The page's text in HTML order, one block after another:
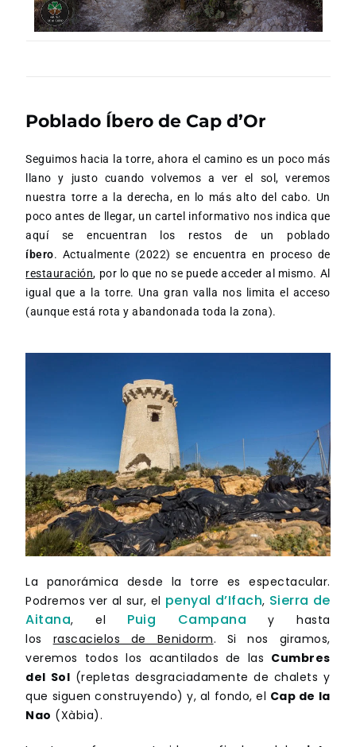
Poblado Íbero de Cap d’Or
Seguimos hacia la torre, ahora el camino es un poco más
llano y justo cuando volvemos a ver el sol, veremos
nuestra torre a la derecha, en lo más alto del cabo. Un
poco antes de llegar, un cartel informativo nos indica que
aquí se encuentran los restos de un poblado
íbero. Actualmente (2022) se encuentra en proceso de
restauración, por lo que no se puede acceder al mismo. Al
igual que a la torre. Una gran valla nos limita el acceso
(aunque está rota y abandonada toda la zona).
La panorámica desde la torre es espectacular.
Podremos ver al sur, el penyal d’Ifach, Sierra de
Aitana, el Puig Campana y hasta
los rascacielos de Benidorm. Si nos giramos,
veremos todos los acantilados de las Cumbres
del Sol (repletas desgraciadamente de chalets y
que siguen construyendo) y, al fondo, el Cap de la
Nao (Xàbia).